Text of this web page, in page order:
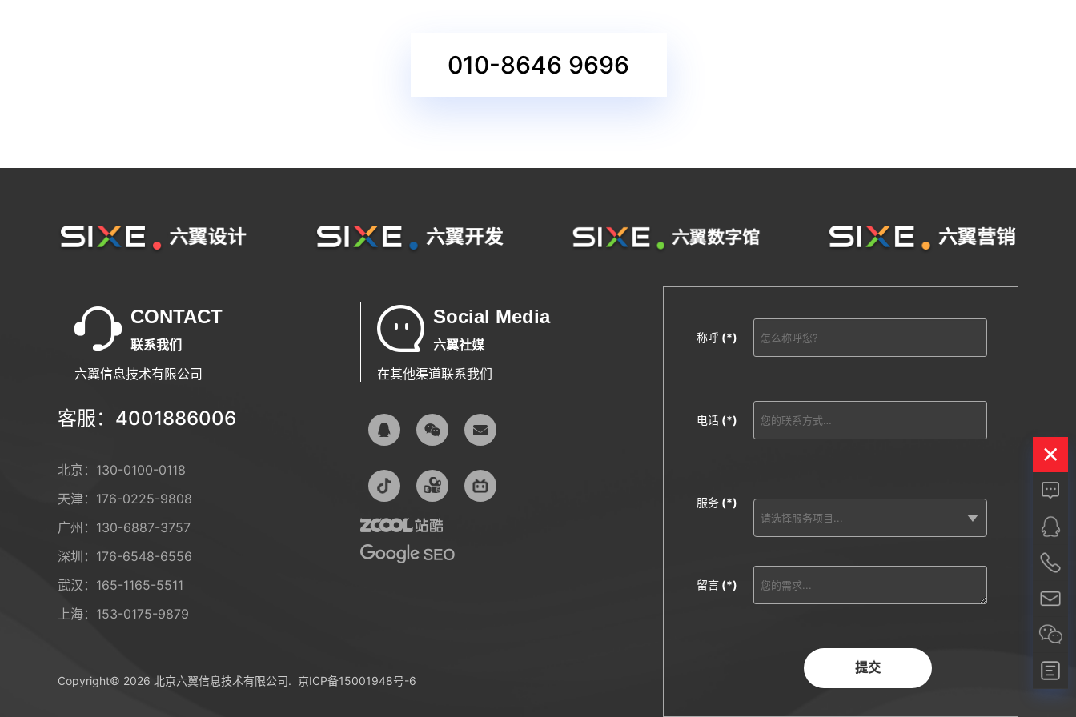
010-8646 9696
CONTACT
联系我们
六翼信息技术有限公司
客服：4001886006
北京： 130-0100-0118
天津： 176-0225-9808
广州： 130-6887-3757
深圳： 176-6548-6556
武汉： 165-1165-5511
上海： 153-0175-9879
Social Media
六翼社媒
在其他渠道联系我们
Copyright© 2026 北京六翼信息技术有限公司. 京ICP备15001948号-6
称呼 (*)
电话 (*)
服务 (*)
留言 (*)
提交